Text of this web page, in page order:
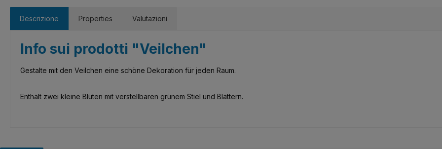
Descrizione Properties Valutazioni
Info sui prodotti "Veilchen"
Gestalte mit den Veilchen eine schöne Dekoration für jeden Raum.
Enthält zwei kleine Blüten mit verstellbaren grünem Stiel und Blättern.